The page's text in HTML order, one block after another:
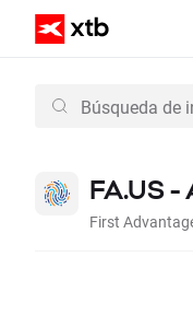
FA.US
First